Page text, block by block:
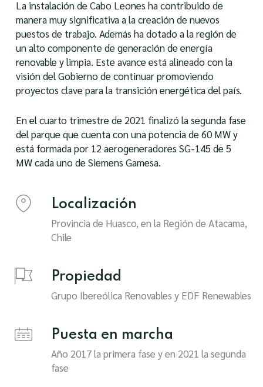
La instalación de Cabo Leones ha contribuido de
manera muy significativa a la creación de nuevos
puestos de trabajo. Además ha dotado a la región de
un alto componente de generación de energía
renovable y limpia. Este avance está alineado con la
visión del Gobierno de continuar promoviendo
proyectos clave para la transición energética del país.
En el cuarto trimestre de 2021 finalizó la segunda fase
del parque que cuenta con una potencia de 60 MW y
está formada por 12 aerogeneradores SG-145 de 5
MW cada uno de Siemens Gamesa.
Localización
Provincia de Huasco, en la Región de Atacama,
Chile
Propiedad
Grupo Ibereólica Renovables y EDF Renewables
Puesta en marcha
Año 2017 la primera fase y en 2021 la segunda
fase